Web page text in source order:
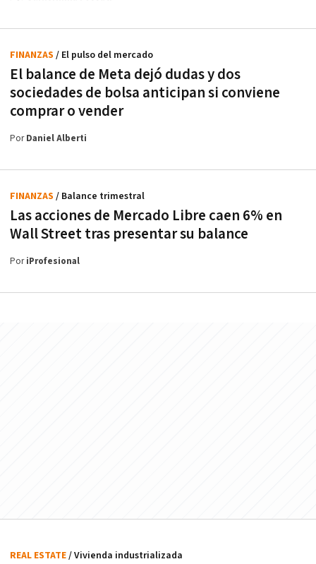
El balance de Meta dejó dudas y dos
sociedades de bolsa anticipan si conviene
comprar o vender
FINANZAS / El pulso del mercado
PorDaniel Alberti
Las acciones de Mercado Libre caen 6% en
Wall Street tras presentar su balance
FINANZAS / Balance trimestral
PoriProfesional
REAL ESTATE/ Vivienda industrializada